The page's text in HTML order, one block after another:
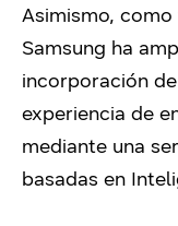
Asimismo,
Samsung ha
incorporación
experiencia de
mediante una
basadas en